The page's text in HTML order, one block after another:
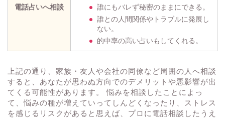
電話占いへ相談
誰にもバレず秘密のままにできる。
誰との人間関係やトラブルに発展し
ない。
的中率の高い占いもしてくれる。
上記の通り、家族・友人や会社の同僚など周囲の人へ相談
すると、あなたが思わぬ方向でのデメリットや悪影響が出
てくる可能性があります。 悩みを相談したことによっ
て、悩みの種が増えていってしんどくなったり、ストレス
を感じるリスクがあると思えば、プロに電話相談したうえ